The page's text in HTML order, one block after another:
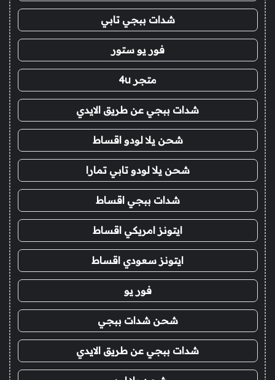
شدات ببجي تابي
فور يو ستور
متجر 4u
شدات ببجي عن طريق الايدي
شحن يلا لودو اقساط
شحن يلا لودو تابي تمارا
شدات ببجي اقساط
ايتونز امريكي اقساط
ايتونز سعودي اقساط
فور يو
شحن شدات ببجي
شدات ببجي عن طريق الايدي